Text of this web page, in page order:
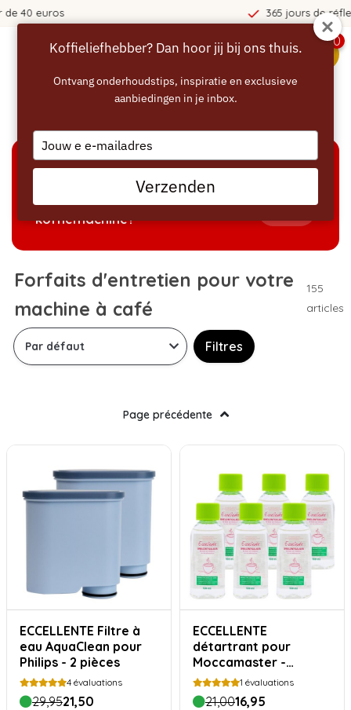
0
Welke producten passen bij mijn
koffiemachine?
Forfaits d'entretien pour votre
machine à café
155
articles
Filtres
Page précédente
ECCELLENTE Filtre à
eau AquaClean pour
Philips - 2 pièces
4 évaluations
29,9521,50
ECCELLENTE
détartrant pour
Moccamaster -
machine à café filtre
Technivorm - 6 pièces
1 évaluations
21,0016,95
Koffieliefhebber? Dan hoor jij bij ons thuis.
Ontvang onderhoudstips, inspiratie en exclusieve
aanbiedingen in je inbox.
Type
your
email
Verzenden